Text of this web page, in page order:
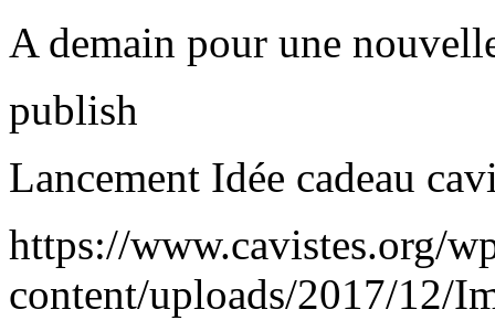
A demain pour une
publish
Lancement Idée cadeau
https://www.cavistes.org/
content/uploads/2017/12/